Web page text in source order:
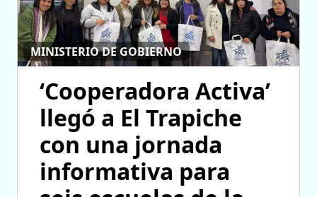
MINISTERIO DE GOBIERNO
‘Cooperadora Activa’
llegó a El Trapiche
con una jornada
informativa para